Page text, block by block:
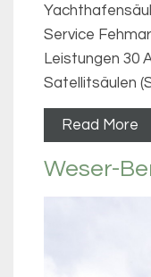
Service
Leistungen 30
Satellitsäulen
Read More
Weser-